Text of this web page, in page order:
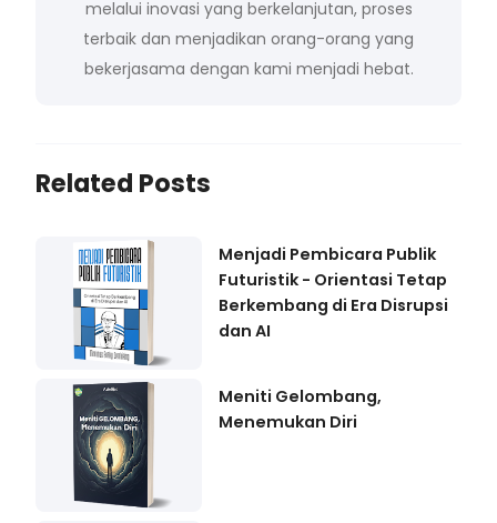
melalui inovasi yang berkelanjutan, proses
terbaik dan menjadikan orang-orang yang
bekerjasama dengan kami menjadi hebat.
Related Posts
Menjadi Pembicara Publik
Futuristik - Orientasi Tetap
Berkembang di Era Disrupsi
dan AI
Meniti Gelombang,
Menemukan Diri